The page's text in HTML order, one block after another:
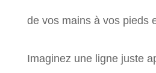
de vos mains à vos pieds
Imaginez une ligne juste